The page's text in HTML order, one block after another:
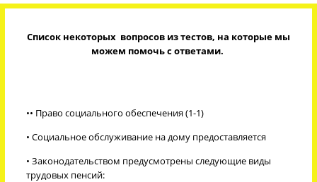
Список некоторых вопросов из тестов, на которые мы
можем помочь с ответами.
•• Право социального обеспечения (1-1)
• Социальное обслуживание на дому предоставляется
• Законодательством предусмотрены следующие виды
трудовых пенсий: